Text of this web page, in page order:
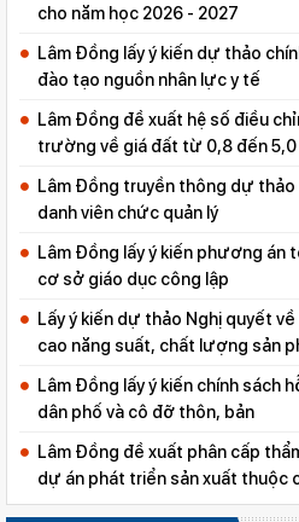
cho năm học 2026 - 2027
Lâm Đồng lấy ý kiến dự thảo
đào tạo nguồn nhân lực y tế
Lâm Đồng đề xuất hệ số điều
trường về giá đất từ 0,8 đến 5,0
Lâm Đồng truyền thông dự
danh viên chức quản lý
Lâm Đồng lấy ý kiến phương án
cơ sở giáo dục công lập
Lấy ý kiến dự thảo Nghị quyết
cao năng suất, chất lượng sản
Lâm Đồng lấy ý kiến chính sách
dân phố và cô đỡ thôn, bản
Lâm Đồng đề xuất phân cấp
dự án phát triển sản xuất thuộc
quốc gia